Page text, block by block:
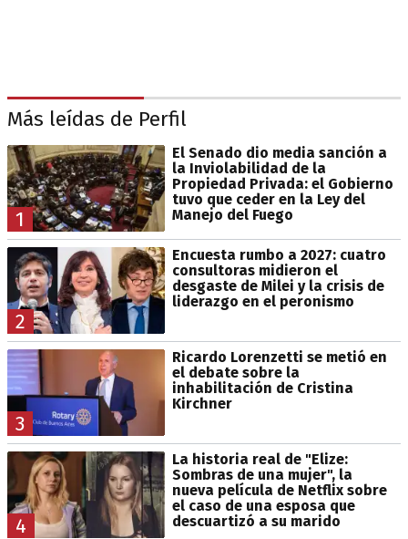
Más leídas de Perfil
1
El Senado dio media sanción a
la Inviolabilidad de la
Propiedad Privada: el Gobierno
tuvo que ceder en la Ley del
Manejo del Fuego
2
Encuesta rumbo a 2027: cuatro
consultoras midieron el
desgaste de Milei y la crisis de
liderazgo en el peronismo
3
Ricardo Lorenzetti se metió en
el debate sobre la
inhabilitación de Cristina
Kirchner
4
La historia real de "Elize:
Sombras de una mujer", la
nueva película de Netflix sobre
el caso de una esposa que
descuartizó a su marido